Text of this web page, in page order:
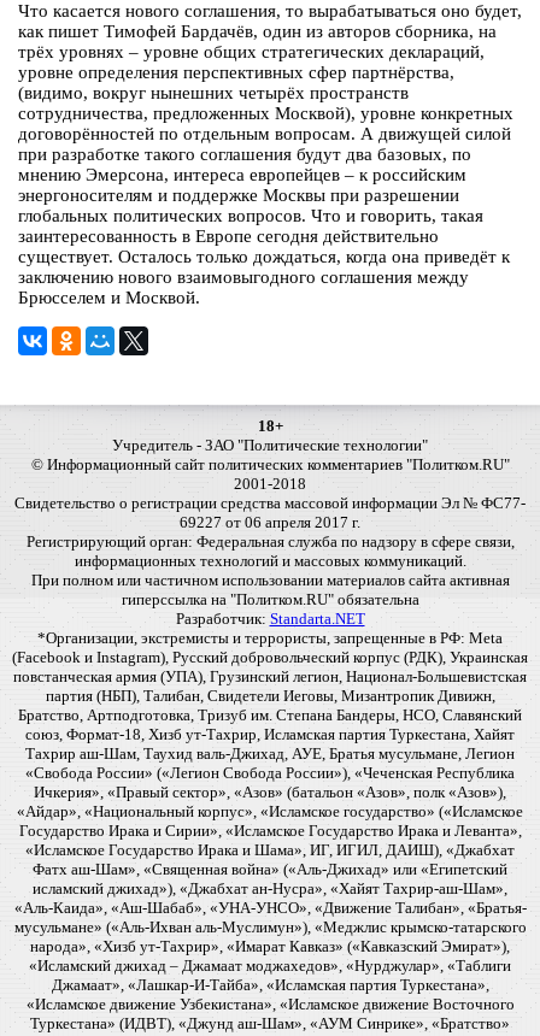
Что касается нового соглашения, то вырабатываться оно будет,
как пишет Тимофей Бардачёв, один из авторов сборника, на
трёх уровнях – уровне общих стратегических деклараций,
уровне определения перспективных сфер партнёрства,
(видимо, вокруг нынешних четырёх пространств
сотрудничества, предложенных Москвой), уровне конкретных
договорённостей по отдельным вопросам. А движущей силой
при разработке такого соглашения будут два базовых, по
мнению Эмерсона, интереса европейцев – к российским
энергоносителям и поддержке Москвы при разрешении
глобальных политических вопросов. Что и говорить, такая
заинтересованность в Европе сегодня действительно
существует. Осталось только дождаться, когда она приведёт к
заключению нового взаимовыгодного соглашения между
Брюсселем и Москвой.
18+
Учредитель - ЗАО "Политические технологии"
© Информационный сайт политических комментариев "Политком.RU"
2001-2018
Свидетельство о регистрации средства массовой информации Эл № ФС77-
69227 от 06 апреля 2017 г.
Регистрирующий орган: Федеральная служба по надзору в сфере связи,
информационных технологий и массовых коммуникаций.
При полном или частичном использовании материалов сайта активная
гиперссылка на "Политком.RU" обязательна
Разработчик: Standarta.NET
*Организации, экстремисты и террористы, запрещенные в РФ: Meta
(Facebook и Instagram), Русский добровольческий корпус (РДК), Украинская
повстанческая армия (УПА), Грузинский легион, Национал-Большевистская
партия (НБП), Талибан, Свидетели Иеговы, Мизантропик Дивижн,
Братство, Артподготовка, Тризуб им. Степана Бандеры, НСО, Славянский
союз, Формат-18, Хизб ут-Тахрир, Исламская партия Туркестана, Хайят
Тахрир аш-Шам, Таухид валь-Джихад, АУЕ, Братья мусульмане, Легион
«Свобода России» («Легион Свобода России»), «Чеченская Республика
Ичкерия», «Правый сектор», «Азов» (батальон «Азов», полк «Азов»),
«Айдар», «Национальный корпус», «Исламское государство» («Исламское
Государство Ирака и Сирии», «Исламское Государство Ирака и Леванта»,
«Исламское Государство Ирака и Шама», ИГ, ИГИЛ, ДАИШ), «Джабхат
Фатх аш-Шам», «Священная война» («Аль-Джихад» или «Египетский
исламский джихад»), «Джабхат ан-Нусра», «Хайят Тахрир-аш-Шам»,
«Аль-Каида», «Аш-Шабаб», «УНА-УНСО», «Движение Талибан», «Братья-
мусульмане» («Аль-Ихван аль-Муслимун»), «Меджлис крымско-татарского
народа», «Хизб ут-Тахрир», «Имарат Кавказ» («Кавказский Эмират»),
«Исламский джихад – Джамаат моджахедов», «Нурджулар», «Таблиги
Джамаат», «Лашкар-И-Тайба», «Исламская партия Туркестана»,
«Исламское движение Узбекистана», «Исламское движение Восточного
Туркестана» (ИДВТ), «Джунд аш-Шам», «АУМ Синрике», «Братство»